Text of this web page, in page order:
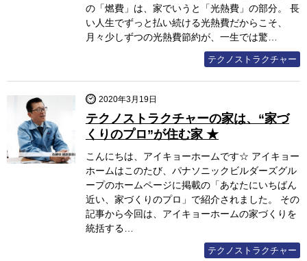
の「燃費」は、家でいうと「光熱費」の部分。 長
い人生でずっと払い続ける光熱費だからこそ、
月々少しずつの光熱費節約が、一生では驚…
テクノストラクチャー
2020年3月19日
テクノストラクチャーの家は、“家づ
くりのプロ”が住む家 ★
こんにちは、アイキョーホームです☆ アイキョー
ホームはこのたび、パナソニックビルダーズグル
ープのホームページに掲載の「あなたにいちばん
近い、家づくりのプロ」で紹介されました。 その
記事から今回は、アイキョーホームの家づくりを
統括する…
テクノストラクチャー